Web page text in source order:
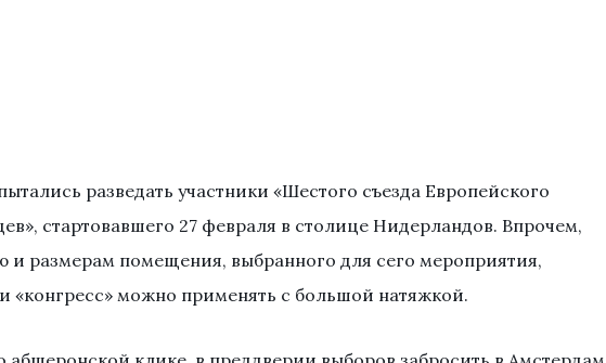
разведать участники «Шестого съезда Европейского
стартовавшего 27 февраля в столице Нидерландов. Впрочем,
и размерам помещения, выбранного для сего мероприятия,
«конгресс» можно применять с большой натяжкой.